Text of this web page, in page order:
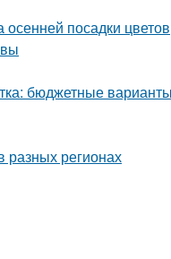
посадки цветов
бюджетные
разных регионах